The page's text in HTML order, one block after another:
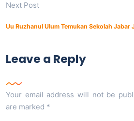
Next Post
Uu Ruzhanul Ulum Temukan Sekolah Jabar
Leave a Reply
Your email address will not be
are marked *